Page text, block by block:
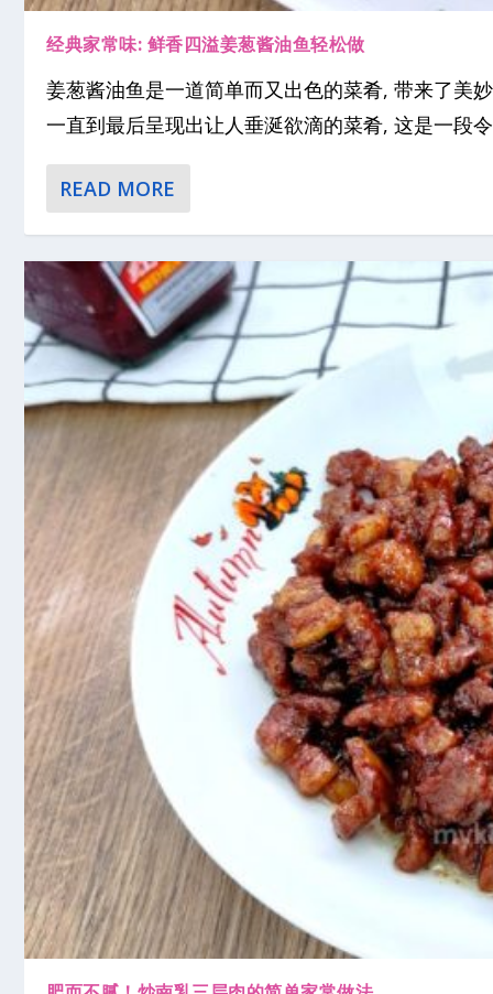
经典家常味: 鲜香四溢姜葱酱油鱼轻松做
姜葱酱油鱼是一道简单而又出色的菜肴, 带来了美
一直到最后呈现出让人垂涎欲滴的菜肴, 这是一段
READ MORE